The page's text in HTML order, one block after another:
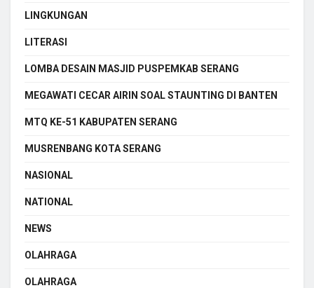
LINGKUNGAN
LITERASI
LOMBA DESAIN MASJID PUSPEMKAB SERANG
MEGAWATI CECAR AIRIN SOAL STAUNTING DI BANTEN
MTQ KE-51 KABUPATEN SERANG
MUSRENBANG KOTA SERANG
NASIONAL
NATIONAL
NEWS
OLAHRAGA
OLAHRAGA